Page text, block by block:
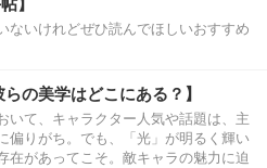
】
ないけれどぜひ読んでほしいおすすめ
らの美学はどこにある？】
いて、キャラクター人気や話題は、主
偏りがち。でも、「光」が明るく輝い
在があってこそ。敵キャラの魅力に迫